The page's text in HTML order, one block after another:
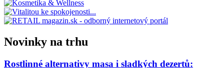
Novinky na trhu
Rostlinné alternativy masa i sladkých dezertů: